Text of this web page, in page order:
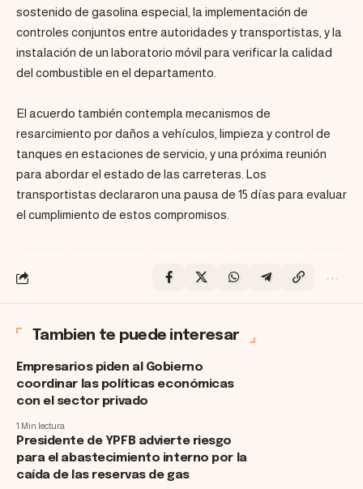
sostenido de gasolina especial, la implementación de
controles conjuntos entre autoridades y transportistas, y la
instalación de un laboratorio móvil para verificar la calidad
del combustible en el departamento.
El acuerdo también contempla mecanismos de
resarcimiento por daños a vehículos, limpieza y control de
tanques en estaciones de servicio, y una próxima reunión
para abordar el estado de las carreteras. Los
transportistas declararon una pausa de 15 días para evaluar
el cumplimiento de estos compromisos.
Tambien te puede interesar
Empresarios piden al Gobierno
coordinar las políticas económicas
con el sector privado
1 Min lectura
Presidente de YPFB advierte riesgo
para el abastecimiento interno por la
caída de las reservas de gas